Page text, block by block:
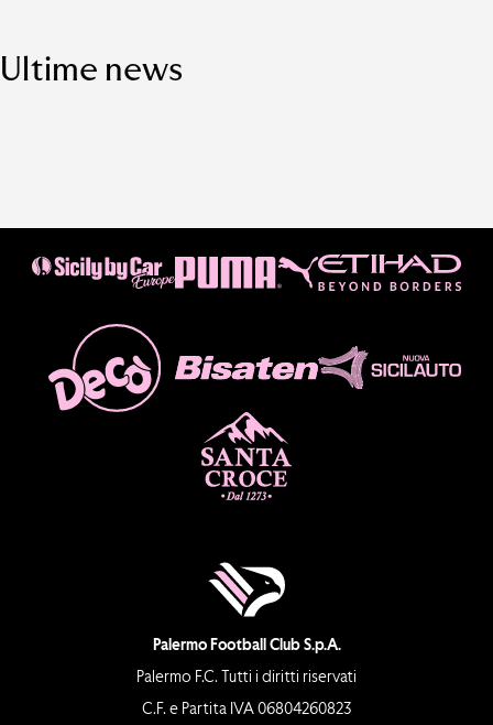
Ultime news
Palermo Football Club S.p.A.
Palermo F.C. Tutti i diritti riservati
C.F. e Partita IVA 06804260823